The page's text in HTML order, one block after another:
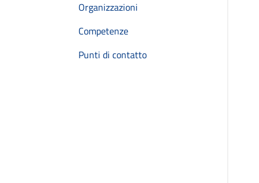
Organizzazioni
Competenze
Punti di contatto